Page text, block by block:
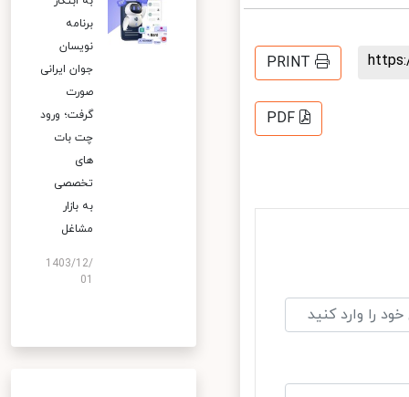
PRINT
PDF
برنامه
نویسان
جوان ایرانی
صورت
گرفت؛ ورود
چت بات
های
تخصصی
به بازار
مشاغل
1403/12/